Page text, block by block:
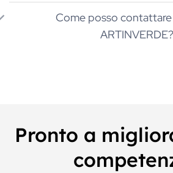
Come posso
ARTINVERDE?
Pronto a